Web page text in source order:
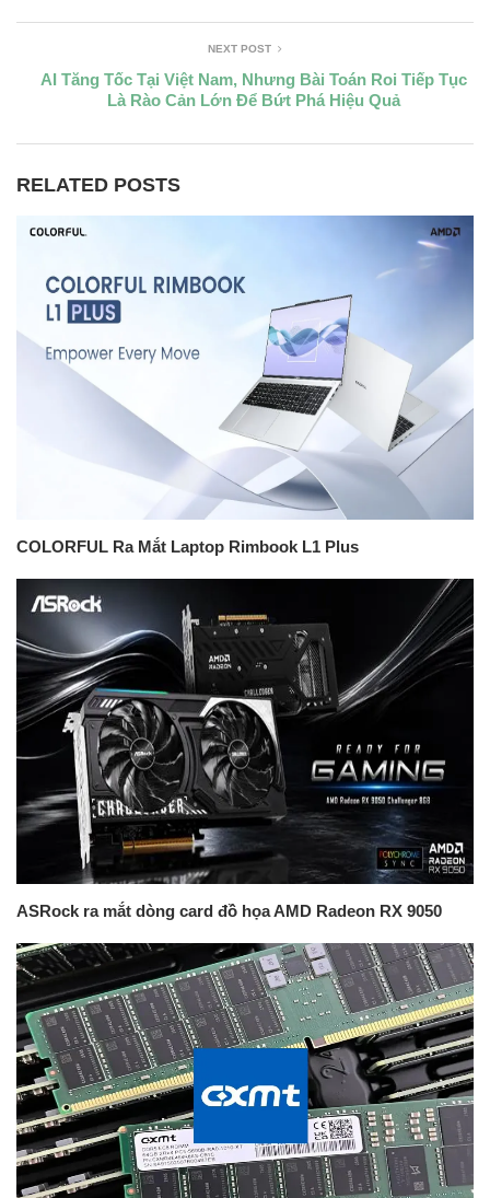
NEXT POST
AI Tăng Tốc Tại Việt Nam, Nhưng Bài Toán Roi Tiếp Tục
Là Rào Cản Lớn Để Bứt Phá Hiệu Quả
RELATED POSTS
COLORFUL Ra Mắt Laptop Rimbook L1 Plus
ASRock ra mắt dòng card đồ họa AMD Radeon RX 9050